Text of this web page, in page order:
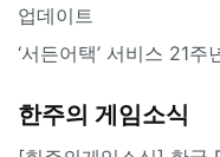
업데이트
‘서든어택’ 서비스 21주
한주의 게임소식